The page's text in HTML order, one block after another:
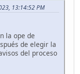
13:14:52 PM
la ope de
de elegir la
del proceso